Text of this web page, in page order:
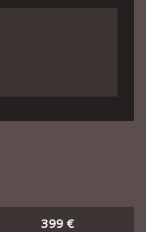
399 €